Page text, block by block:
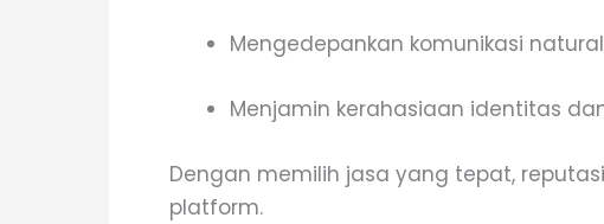
Mengedepankan komunikasi
Menjamin kerahasiaan identitas
Dengan memilih jasa yang tepat,
platform.